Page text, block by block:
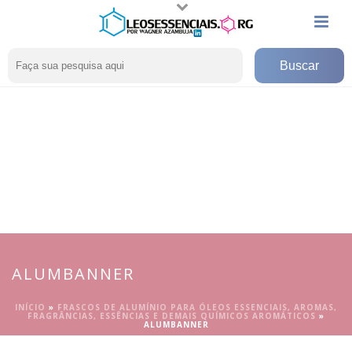
ALUMBANNER
INÍCIO » FRASCOS DE ALUMÍNIO PARA ÓLEOS ESSENCIAIS, AROMAS,
FRAGRÂNCIAS, ESSÊNCIAS E DEMAIS QUÍMICOS AROMÁTICOS »
ALUMBANNER